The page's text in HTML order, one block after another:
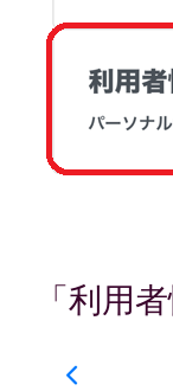
「利用